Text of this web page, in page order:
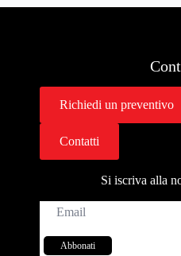
Richiedi un preventivo
Contatti
Si iscriva alla
Email*
Abbonati